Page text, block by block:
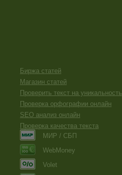
Биржа статей
Магазин статей
Проверить текст на уникальность
Проверка орфографии онлайн
SEO анализ онлайн
Проверка качества текста
МИР / СБП
WebMoney
Volet